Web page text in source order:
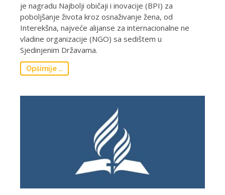
je nagradu Najbolji običaji i inovacije (BPI) za
poboljšanje života kroz osnaživanje žena, od
Interekšna, najveće alijanse za internacionalne ne
vladine organizacije (NGO) sa sedištem u
Sjedinjenim Državama.
Opširnije ...